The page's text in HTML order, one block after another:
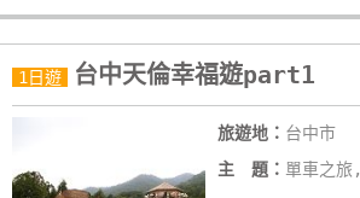
帶
1日遊 台中天倫幸福遊part1
旅遊地： 台中市
主 題： 單車之